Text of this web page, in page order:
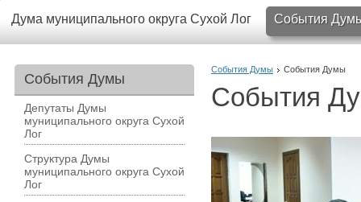
Дума муниципального округа Сухой Лог События
События Думы События Думы
События
События Думы
Депутаты Думы
муниципального округа Сухой
Лог
Структура Думы
муниципального округа Сухой
Лог